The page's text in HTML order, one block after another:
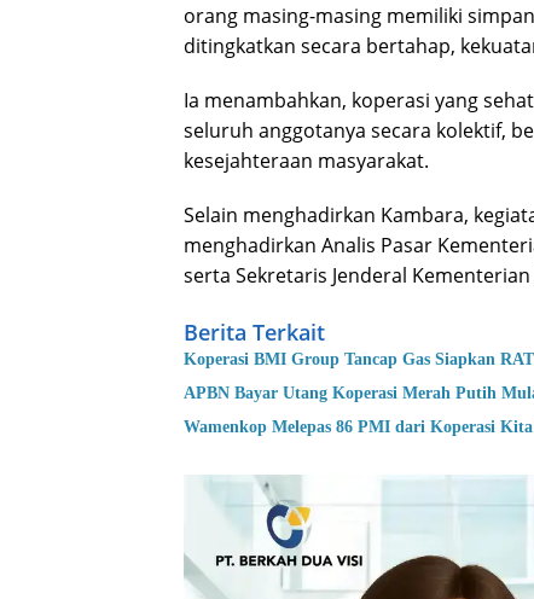
orang masing-masing memiliki
ditingkatkan secara bertahap,
Ia menambahkan, koperasi yang
seluruh anggotanya secara kolektif,
kesejahteraan masyarakat.
Selain menghadirkan Kambara,
menghadirkan Analis Pasar
serta Sekretaris Jenderal
Berita Terkait
Koperasi BMI Group Tancap Gas Siapkan
APBN Bayar Utang Koperasi Merah Putih
Wamenkop Melepas 86 PMI dari Koperasi